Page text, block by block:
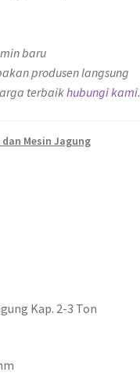
baru
produsen langsung
terbaikhubungi kami.
Mesin Jagung
Kap. 2-3 Ton